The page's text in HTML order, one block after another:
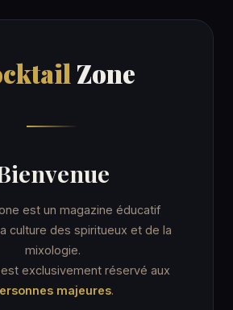
Zone
est un magazine éducatif
culture des spiritueux et de la
mixologie.
exclusivement réservé aux
majeures.
Glass ★☆☆ Facile